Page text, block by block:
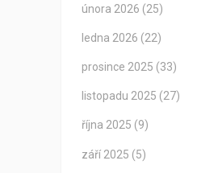
února 2026 (25)
ledna 2026 (22)
prosince 2025 (33)
listopadu 2025 (27)
října 2025 (9)
září 2025 (5)